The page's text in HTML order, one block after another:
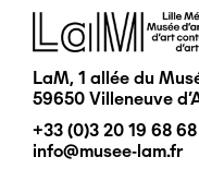
Image
LaM, 1 allée du
59650 Villeneuve
+33 (0)3 20 19 68 68
info@musee-lam.fr